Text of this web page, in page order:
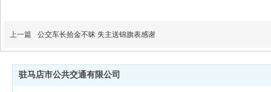
上一篇 公交车长拾金不昧 失主送锦旗表感谢
驻马店市公共交通有限公司